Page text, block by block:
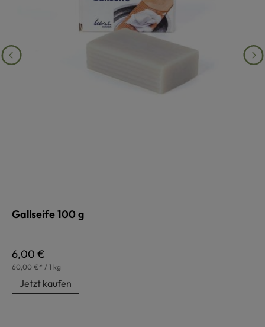
Gallseife 100 g
Regulärer Preis:
6,00 €
60,00 €* / 1 kg
Jetzt kaufen